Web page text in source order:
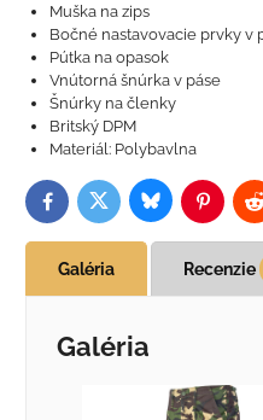
Muška na zips
Bočné nastavovacie prvky v
Pútka na opasok
Vnútorná šnúrka v páse
Šnúrky na členky
Britský DPM
Materiál: Polybavlna
FacebookTwitterBlueskyPinterest
Galéria Recenzie
Galéria